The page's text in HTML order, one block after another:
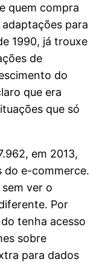
quem compra
para
1990, já trouxe
de
do
que era
que só
em 2013,
do e-commerce.
ver o
Por
tenha acesso
sobre
para dados